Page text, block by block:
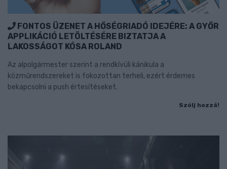
FONTOS ÜZENET A HŐSÉGRIADÓ IDEJÉRE: A GYŐR
APPLIKÁCIÓ LETÖLTÉSÉRE BIZTATJA A
LAKOSSÁGOT KÓSA ROLAND
Az alpolgármester szerint a rendkívüli kánikula a
közműrendszereket is fokozottan terheli, ezért érdemes
bekapcsolni a push értesítéseket.
Szólj hozzá!